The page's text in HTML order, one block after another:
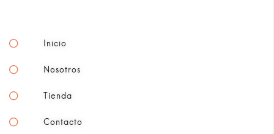
Inicio
Nosotros
Tienda
Contacto